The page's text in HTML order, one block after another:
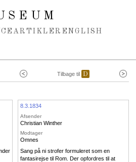
ENGLISH
Tilbage til D
8.3.1834
Afsender
Christian Winther
Modtager
Omnes
Sang på ni strofer formuleret som en
fantasirejse til Rom. Der opfordres til at